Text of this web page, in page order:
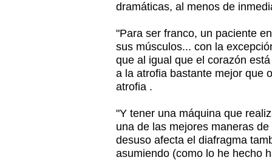
dramáticas, al menos de
"Para ser franco, un paciente
sus músculos... con la
que al igual que el corazón
a la atrofia bastante mejor que
atrofia .
"Y tener una máquina que
una de las mejores maneras
desuso afecta el diafragma
asumiendo (como lo he hecho